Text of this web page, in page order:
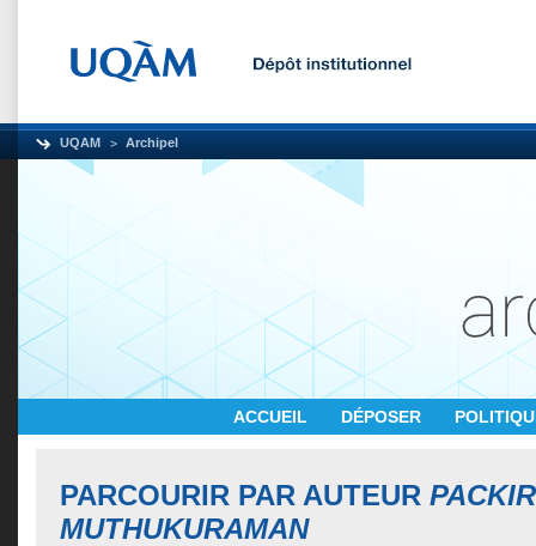
UQAM Archipel
ACCUEIL DÉPOSER
PARCOURIR PAR AUTEUR
MUTHUKURAMAN